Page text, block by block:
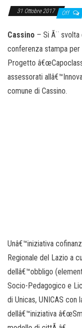
31 Ottobre 2017 Off
Cassino – Si Ã¨ svolta
conferenza stampa per
Progetto
assessorati
comune di Cassino.
Unâ€™iniziativa
Regionale del Lazio a
dellâ€™obbligo
Socio-Pedagogico e
di Unicas, UNICAS con
dellâ€™iniziativa